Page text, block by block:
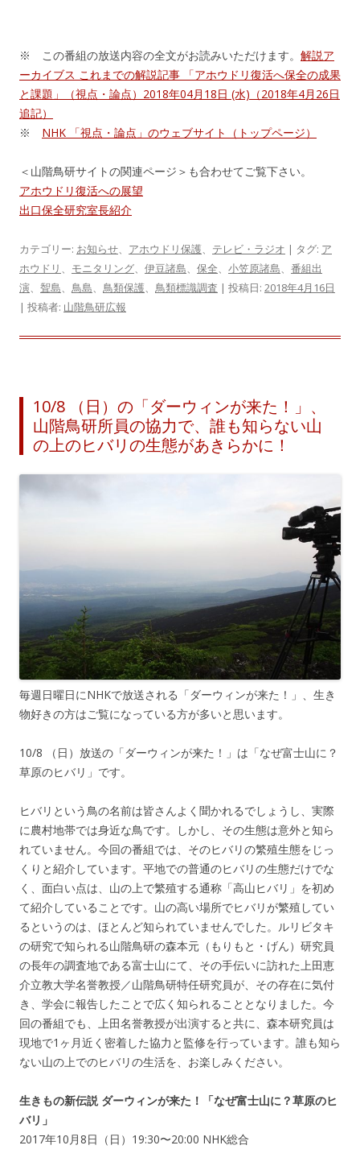
※ この番組の放送内容の全文がお読みいただけます。 解説ア
ーカイブス これまでの解説記事 「アホウドリ復活へ保全の成果
と課題」（視点・論点）2018年04月18日 (水)（2018年4月26日
追記）
※ NHK 「視点・論点」のウェブサイト（トップページ）
＜山階鳥研サイトの関連ページ＞も合わせてご覧下さい。
アホウドリ復活への展望
出口保全研究室長紹介
カテゴリー: お知らせ、 アホウドリ保護、 テレビ・ラジオ | タグ: ア
ホウドリ 、 モニタリング、 伊豆諸島、 保全、 小笠原諸島、 番組出
演、 聟島、 鳥島、 鳥類保護、 鳥類標識調査 | 投稿日: 2018年4月16日
| 投稿者: 山階鳥研広報
10/8 （日）の「ダーウィンが来た！」、
山階鳥研所員の協力で、誰も知らない山
の上のヒバリの生態があきらかに！
毎週日曜日にNHKで放送される「ダーウィンが来た！」、生き
物好きの方はご覧になっている方が多いと思います。
10/8 （日）放送の「ダーウィンが来た！」は「なぜ富士山に？
草原のヒバリ」です。
ヒバリという鳥の名前は皆さんよく聞かれるでしょうし、実際
に農村地帯では身近な鳥です。しかし、その生態は意外と知ら
れていません。今回の番組では、そのヒバリの繁殖生態をじっ
くりと紹介しています。平地での普通のヒバリの生態だけでな
く、面白い点は、山の上で繁殖する通称「高山ヒバリ」を初め
て紹介していることです。山の高い場所でヒバリが繁殖してい
るというのは、ほとんど知られていませんでした。ルリビタキ
の研究で知られる山階鳥研の森本元（もりもと・げん）研究員
の長年の調査地である富士山にて、その手伝いに訪れた上田恵
介立教大学名誉教授／山階鳥研特任研究員が、その存在に気付
き、学会に報告したことで広く知られることとなりました。今
回の番組でも、上田名誉教授が出演すると共に、森本研究員は
現地で1ヶ月近く密着した協力と監修を行っています。誰も知ら
ない山の上でのヒバリの生活を、お楽しみください。
生きもの新伝説 ダーウィンが来た！「なぜ富士山に？草原のヒ
バリ」
2017年10月8日（日）19:30〜20:00 NHK総合